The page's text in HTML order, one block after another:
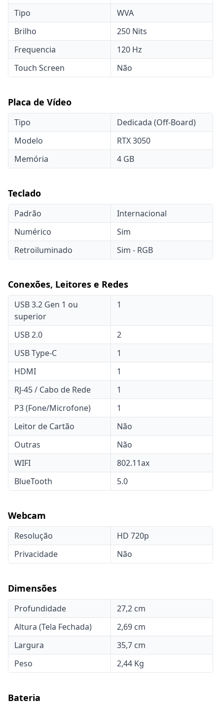
Tipo
WVA
Brilho
250 Nits
Frequencia
120 Hz
Touch Screen
Não
Placa de Vídeo
Tipo
Dedicada (Off-Board)
Modelo
RTX 3050
Memória
4 GB
Teclado
Padrão
Internacional
Numérico
Sim
Retroiluminado
Sim - RGB
Conexões, Leitores e Redes
USB 3.2 Gen 1 ou
superior
1
USB 2.0
2
USB Type-C
1
HDMI
1
RJ-45 / Cabo de Rede
1
P3 (Fone/Microfone)
1
Leitor de Cartão
Não
Outras
Não
WIFI
802.11ax
BlueTooth
5.0
Webcam
Resolução
HD 720p
Privacidade
Não
Dimensões
Profundidade
27,2 cm
Altura (Tela Fechada)
2,69 cm
Largura
35,7 cm
Peso
2,44 Kg
Bateria